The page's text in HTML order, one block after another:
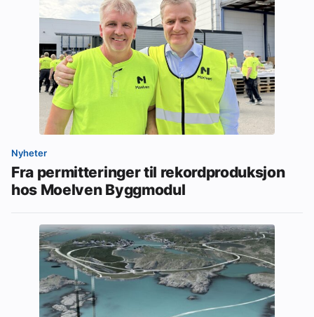
Nyheter
Fra permitteringer til rekordproduksjon
hos Moelven Byggmodul